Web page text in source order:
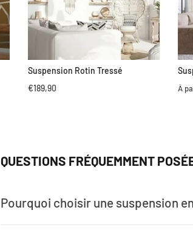
Suspension Rotin Tressé
€189,90
À
QUESTIONS FRÉQUEMMENT
Pourquoi choisir une suspension